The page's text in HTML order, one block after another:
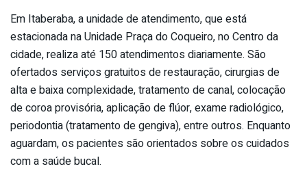
Em Itaberaba, a unidade de atendimento, que está
estacionada na Unidade Praça do Coqueiro, no Centro da
cidade, realiza até 150 atendimentos diariamente. São
ofertados serviços gratuitos de restauração, cirurgias de
alta e baixa complexidade, tratamento de canal, colocação
de coroa provisória, aplicação de flúor, exame radiológico,
periodontia (tratamento de gengiva), entre outros. Enquanto
aguardam, os pacientes são orientados sobre os cuidados
com a saúde bucal.